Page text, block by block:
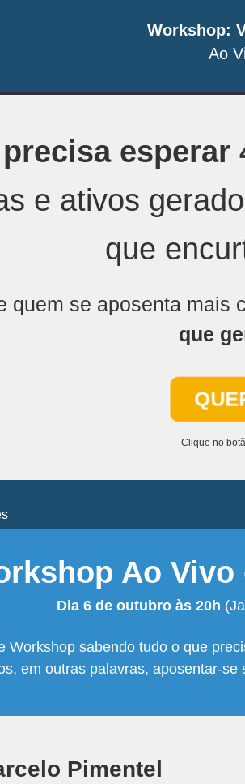
Workshop:
Ao
e ativos
que
quem se aposenta mais
que
Clique no
Ao Vivo
Dia 6 de outubro às 20h
Workshop sabendo tudo o que
em outras palavras, aposentar-
Pimentel